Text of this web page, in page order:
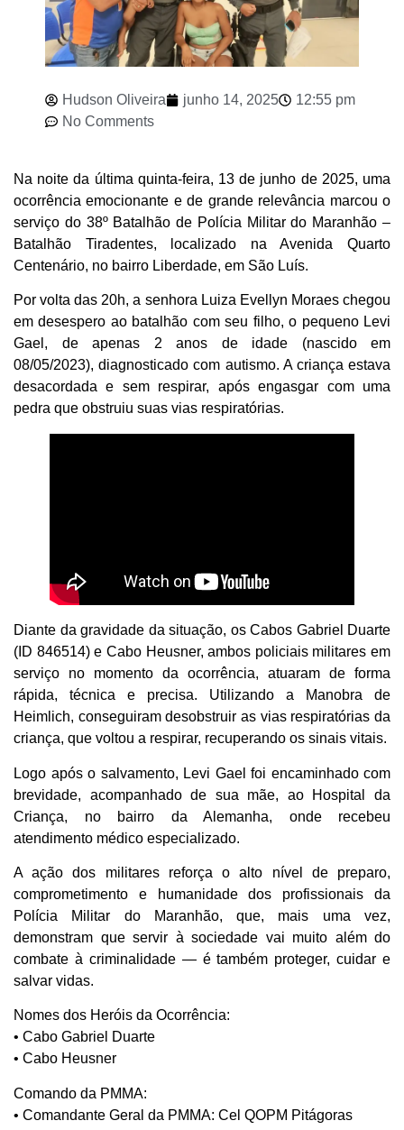
Hudson Oliveira junho 14, 2025
12:55 pm
No Comments
Na noite da última quinta-feira, 13 de junho de 2025, uma
ocorrência emocionante e de grande relevância marcou o
serviço do 38º Batalhão de Polícia Militar do Maranhão –
Batalhão Tiradentes, localizado na Avenida Quarto
Centenário, no bairro Liberdade, em São Luís.
Por volta das 20h, a senhora Luiza Evellyn Moraes chegou
em desespero ao batalhão com seu filho, o pequeno Levi
Gael, de apenas 2 anos de idade (nascido em
08/05/2023), diagnosticado com autismo. A criança estava
desacordada e sem respirar, após engasgar com uma
pedra que obstruiu suas vias respiratórias.
Diante da gravidade da situação, os Cabos Gabriel Duarte
(ID 846514) e Cabo Heusner, ambos policiais militares em
serviço no momento da ocorrência, atuaram de forma
rápida, técnica e precisa. Utilizando a Manobra de
Heimlich, conseguiram desobstruir as vias respiratórias da
criança, que voltou a respirar, recuperando os sinais vitais.
Logo após o salvamento, Levi Gael foi encaminhado com
brevidade, acompanhado de sua mãe, ao Hospital da
Criança, no bairro da Alemanha, onde recebeu
atendimento médico especializado.
A ação dos militares reforça o alto nível de preparo,
comprometimento e humanidade dos profissionais da
Polícia Militar do Maranhão, que, mais uma vez,
demonstram que servir à sociedade vai muito além do
combate à criminalidade — é também proteger, cuidar e
salvar vidas.
Nomes dos Heróis da Ocorrência:
• Cabo Gabriel Duarte
• Cabo Heusner
Comando da PMMA:
• Comandante Geral da PMMA: Cel QOPM Pitágoras